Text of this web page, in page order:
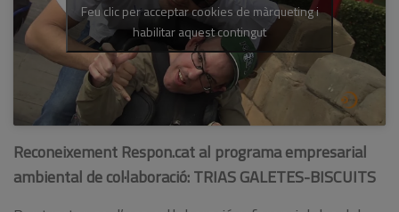
Feu clic per acceptar cookies de màrqueting i
habilitar aquest contingut
Reconeixement Respon.cat al programa empresarial
ambiental de col·laboració: TRIAS GALETES-BISCUITS